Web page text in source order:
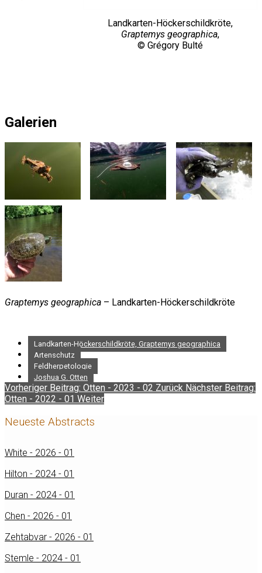
Landkarten-Höckerschildkröte,
Graptemys geographica,
© Grégory Bulté
Galerien
Graptemys geographica – Landkarten-Höckerschildkröte
Landkarten-Höckerschildkröte, Graptemys geographica
Artenschutz
Feldherpetologie
Joshua G. Otten
Vorheriger Beitrag: Otten - 2023 - 02 Zurück Nächster Beitrag:
Otten - 2022 - 01 Weiter
Neueste Abstracts
White - 2026 - 01
Hilton - 2024 - 01
Duran - 2024 - 01
Chen - 2026 - 01
Zehtabvar - 2026 - 01
Stemle - 2024 - 01